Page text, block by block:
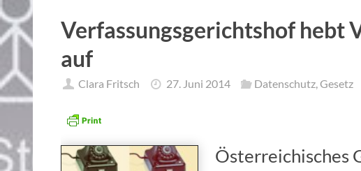
Verfassungsgerichtshof hebt
auf
Clara Fritsch 27. Juni 2014 Datenschutz ,Gesetz
Österreichisches